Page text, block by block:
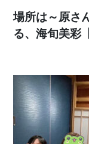
場所は～原さ
る、海旬美彩